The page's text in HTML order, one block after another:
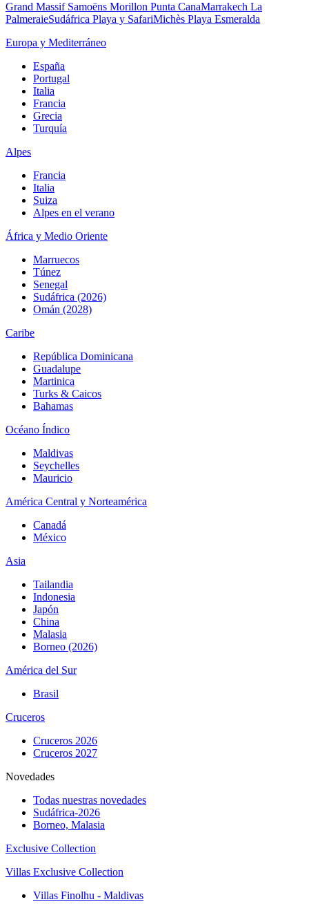
Grand Massif Samoëns Morillon Punta CanaMarrakech La
PalmeraieSudáfrica Playa y SafariMichès Playa Esmeralda
Europa y Mediterráneo
España
Portugal
Italia
Francia
Grecia
Turquía
Alpes
Francia
Italia
Suiza
Alpes en el verano
África y Medio Oriente
Marruecos
Túnez
Senegal
Sudáfrica (2026)
Omán (2028)
Caribe
República Dominicana
Guadalupe
Martinica
Turks & Caicos
Bahamas
Océano Índico
Maldivas
Seychelles
Mauricio
América Central y Norteamérica
Canadá
México
Asia
Tailandia
Indonesia
Japón
China
Malasia
Borneo (2026)
América del Sur
Brasil
Cruceros
Cruceros 2026
Cruceros 2027
Novedades
Todas nuestras novedades
Sudáfrica-2026
Borneo, Malasia
Exclusive Collection
Villas Exclusive Collection
Villas Finolhu - Maldivas